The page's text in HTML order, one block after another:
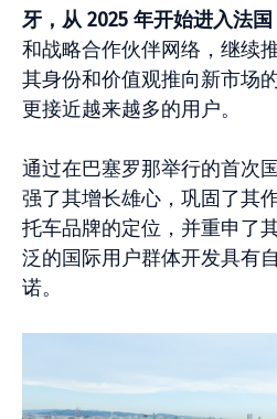
牙，从 2025 年开始进入法国
和战略合作伙伴网络，继续
其身份和价值观推向新市场
更接近越来越多的用户。
通过在巴塞罗那举行的首次
强了其增长雄心，巩固了其
托车品牌的定位，并重申了
泛的国际用户群体开发具有
诺。